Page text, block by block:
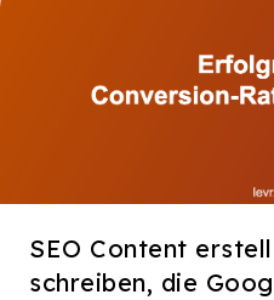
SEO Content
schreiben, die